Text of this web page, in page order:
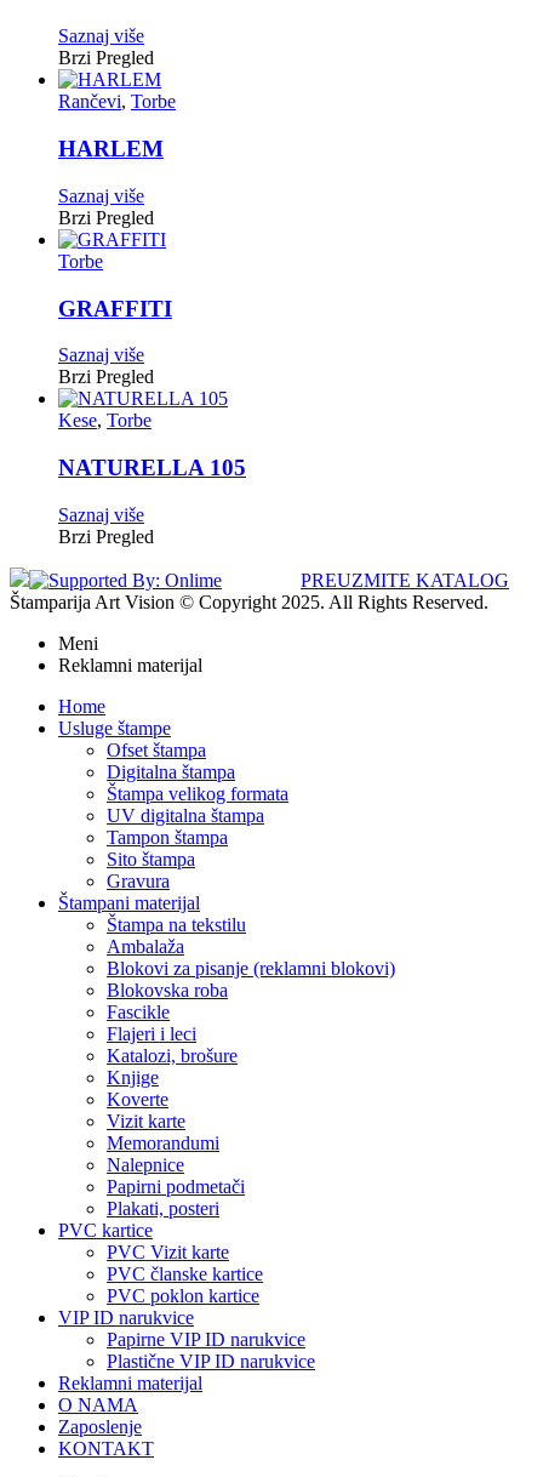
Saznaj više
Brzi Pregled
Rančevi, Torbe
HARLEM
Saznaj više
Brzi Pregled
Torbe
GRAFFITI
Saznaj više
Brzi Pregled
Kese, Torbe
NATURELLA 105
Saznaj više
Brzi Pregled
PREUZMITE KATALOG
Štamparija Art Vision © Copyright 2025. All Rights Reserved.
Meni
Reklamni materijal
Home
Usluge štampe
Ofset štampa
Digitalna štampa
Štampa velikog formata
UV digitalna štampa
Tampon štampa
Sito štampa
Gravura
Štampani materijal
Štampa na tekstilu
Ambalaža
Blokovi za pisanje (reklamni blokovi)
Blokovska roba
Fascikle
Flajeri i leci
Katalozi, brošure
Knjige
Koverte
Vizit karte
Memorandumi
Nalepnice
Papirni podmetači
Plakati, posteri
PVC kartice
PVC Vizit karte
PVC članske kartice
PVC poklon kartice
VIP ID narukvice
Papirne VIP ID narukvice
Plastične VIP ID narukvice
Reklamni materijal
O NAMA
Zaposlenje
KONTAKT